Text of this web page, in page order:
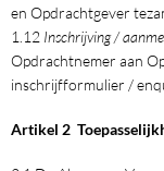
en Opdrachtgever
1.12 Inschrijving /
Opdrachtnemer aan
inschrijfformulier /
Artikel 2